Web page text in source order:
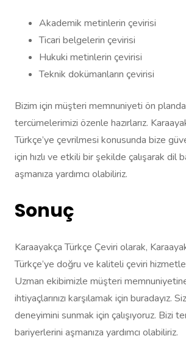
Akademik metinlerin çevirisi
Ticari belgelerin çevirisi
Hukuki metinlerin çevirisi
Teknik dokümanların çevirisi
Bizim için müşteri memnuniyeti ön
tercümelerimizi özenle hazırlarız.
Türkçe’ye çevrilmesi konusunda bize
için hızlı ve etkili bir şekilde çalışarak dil
aşmanıza yardımcı olabiliriz.
Sonuç
Karaayakça Türkçe Çeviri olarak,
Türkçe’ye doğru ve kaliteli çeviri
Uzman ekibimizle müşteri
ihtiyaçlarınızı karşılamak için buradayız.
deneyimini sunmak için çalışıyoruz. Bizi
bariyerlerini aşmanıza yardımcı olabiliriz.